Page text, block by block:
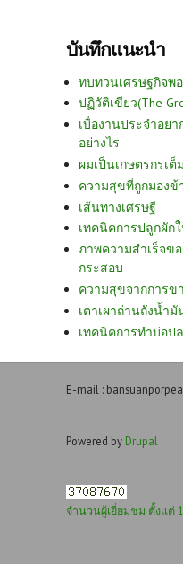
บันทึกแนะนำ
ทบทวนเศรษฐกิจพอ
ปฏิวัติเขียว(The
เบื่องานประจำอย
อย่างไร
ผมเป็นเกษตรกรเ
ความสุขที่ถูกมองข้
เส้นทางเศรษฐี
เทคนิคการปลูกผัก
ภาพความสำเร็จข
กระสอบ
ความสุขจากการข
เตาเผาถ่านถังน้ำ
เทคนิคการทำบ่อป
E-mail :
Powered by Drupal
จำนวนผู้เยี่ยมชม ตั้งแต่